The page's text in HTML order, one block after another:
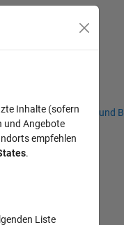
Studierende und
Inhalte (sofern
und Angebote
empfehlen
.
Liste